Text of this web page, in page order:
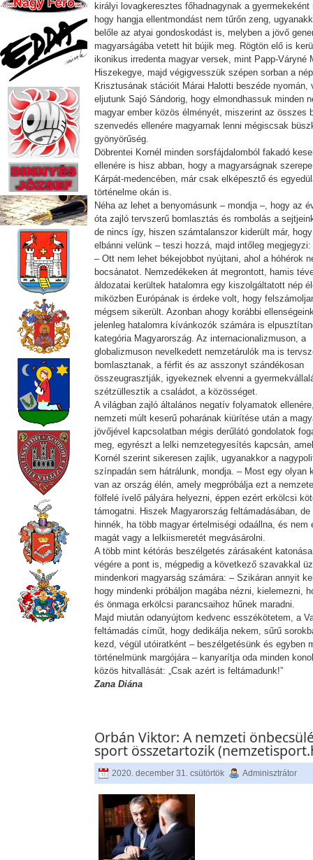
királyi lovagkeresztes főhadnagynak a gyermekeként
hogy hangja ellentmondást nem tűrőn zeng,
belőle az atyai gondoskodást is, melyben a jövő
magyarságába vetett hit bújik meg. Rögtön elő is
ikonikus irredenta magyar versek, mint Papp-Váryné
Hiszekegye, majd végigvesszük szépen sorban a
Krisztusának stációit Márai Halotti beszéde nyomán,
eljutunk Sajó Sándorig, hogy elmondhassuk minden
magyar ember közös élményét, miszerint az összes
szenvedés ellenére magyarnak lenni mégiscsak
gyönyörűség.
Döbrentei Kornél minden sorsfájdalomból fakadó
ellenére is hisz abban, hogy a magyarságnak
Kárpát-medencében, már csak elképesztő és
történelme okán is.
Néha az lehet a benyomásunk – mondja –, hogy az
óta zajló tervszerű bomlasztás és rombolás a
de nincs így, hiszen számtalanszor kiderült már,
elbánni velünk – teszi hozzá, majd intőleg megjegyzi:
– Ott nem lehet békejobbot nyújtani, ahol a hóhérok
bocsánatot. Nemzedékeken át megrontott, hamis
áldozatai kerültek hatalomra egy kiszolgáltatott nép
miközben Európának is érdeke volt, hogy
mégsem sikerült. Azonban ahogy korábbi
jelenleg hatalomra kívánkozók számára is
kategória Magyarország. Az internacionalizmuson, a
globalizmuson nevelkedett nemzetárulók ma is
bomlasztanak, a férfit és az asszonyt szándékosan
összeugrasztják, igyekeznek elvenni a
szétzüllesztik a családot, a közösséget.
A világban zajló általános negatív folyamatok
nemzeti múlt keserű poharának kiürítése után a
jövőjével kapcsolatban mégis derűlátó gondolatok
meg, egyrészt a lelki nemzetegyesítés kapcsán,
Kornél szerint sikeresen zajlik, ugyanakkor a
színpadán sem hátrálunk, mondja. – Most egy olyan
van az ország élén, amely megpróbálja ezt a
fölfelé ívelő pályára helyezni, éppen ezért erkölcsi
támogatni. Hiszek Magyarország feltámadásában, de
hinnék, ha több magyar értelmiségi odaállna, és nem
magát vagy a lelkiismeretét megvásárolni.
A több mint kétórás beszélgetés zárásaként
végére a pont is, mégpedig a következő szavakkal
mindenkori magyarság számára: – Szikáran annyit
hogy mindenki próbáljon magába nézni, kielemezni,
és önmaga erkölcsi parancsaihoz hűnek maradni.
Majd miután odanyújtom kedvenc esszékötetem, a
feltámadás címűt, hogy dedikálja nekem, sűrű
kezd, végül utóiratként – beszélgetésünk és egyben
történelmünk margójára – kanyarítja oda minden
közös hitvallását: „Csak azért is feltámadunk!”
Zana Diána
Orbán Viktor: A nemzeti
sport összetartozik
2020. december 31. csütörtök Adminisztrátor